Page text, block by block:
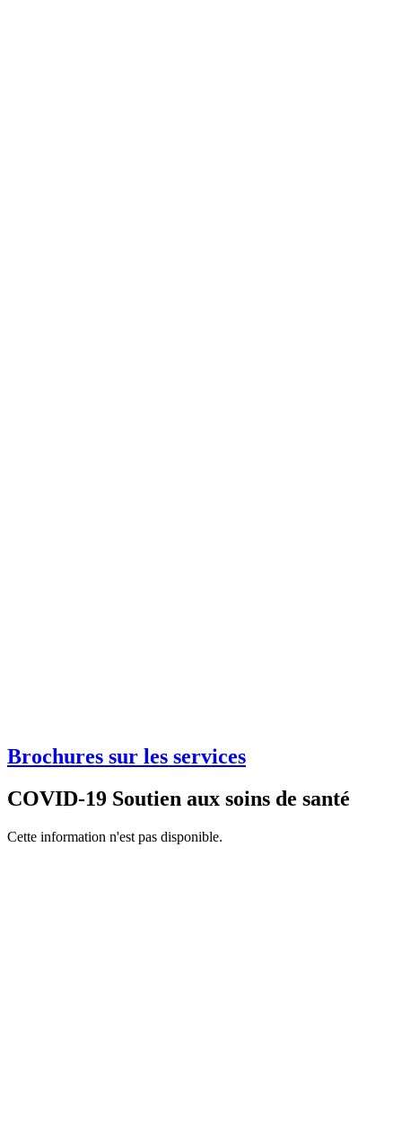
Brochures sur les services
COVID-19 Soutien aux soins de santé
Cette information n'est pas disponible.